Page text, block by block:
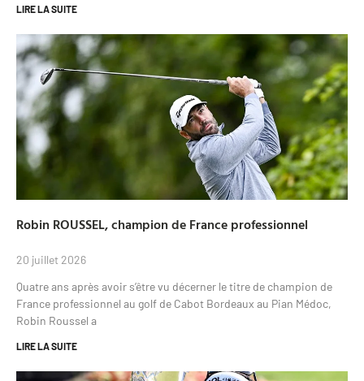
LIRE LA SUITE
Robin ROUSSEL, champion de France professionnel
20 juillet 2026
Quatre ans après avoir s’être vu décerner le titre de champion de
France professionnel au golf de Cabot Bordeaux au Pian Médoc,
Robin Roussel a
LIRE LA SUITE